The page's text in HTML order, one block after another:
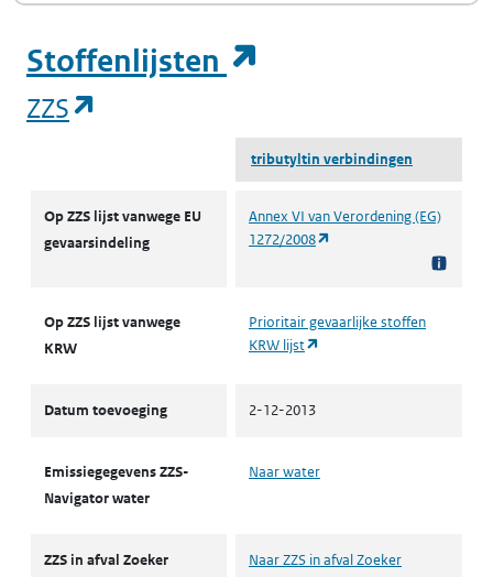
Stoffenlijsten
ZZS
tributyltin verbindingen
Op ZZS lijst vanwege EU
gevaarsindeling
Annex VI van Verordening (EG)
1272/2008
Op ZZS lijst vanwege
KRW
Prioritair gevaarlijke stoffen
KRW lijst
Datum toevoeging 2-12-2013
Emissiegegevens ZZS-
Navigator water
Naar water
ZZS in afval Zoeker Naar ZZS in afval Zoeker